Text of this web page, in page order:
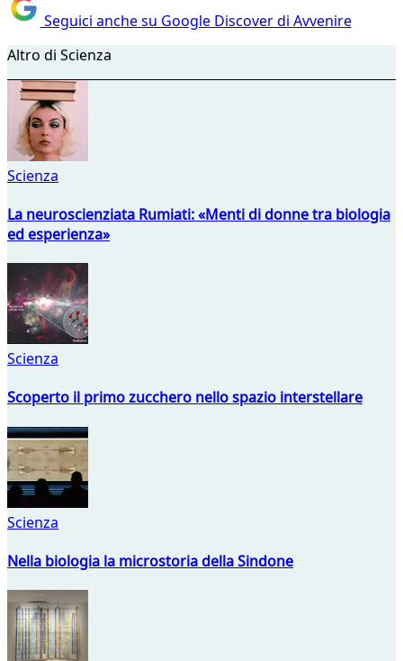
Seguici anche su Google Discover di Avvenire
Altro di Scienza
Scienza
La neuroscienziata Rumiati: «Menti di donne tra biologia
ed esperienza»
Scienza
Scoperto il primo zucchero nello spazio interstellare
Scienza
Nella biologia la microstoria della Sindone